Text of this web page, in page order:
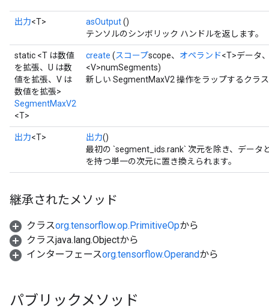
出力<T> asOutput()
テンソルのシンボリック ハンドルを返します。
static <T は数値
を拡張、U は数
値を拡張、V は
数値を拡張>
SegmentMaxV2
<T>
create (スコープscope、 オペランド<T>データ
<V>numSegments)
新しい SegmentMaxV2 操作をラップするクラ
出力<T> 出力()
最初の `segment_ids.rank` 次元を除き、デー
を持つ単一の次元に置き換えられます。
継承されたメソッド
クラスorg.tensorflow.op.PrimitiveOpから
クラスjava.lang.Objectから
インターフェースorg.tensorflow.Operandから
パブリックメソッド